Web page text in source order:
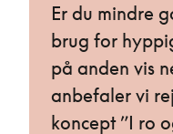
Er du mindre
brug for
på anden vis
anbefaler vi
koncept ”I ro